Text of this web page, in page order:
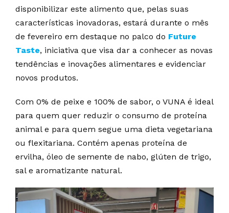
disponibilizar este alimento que, pelas suas
características inovadoras, estará durante o mês
de fevereiro em destaque no palco do Future
Taste, iniciativa que visa dar a conhecer as novas
tendências e inovações alimentares e evidenciar
novos produtos.
Com 0% de peixe e 100% de sabor, o VUNA é ideal
para quem quer reduzir o consumo de proteína
animal e para quem segue uma dieta vegetariana
ou flexitariana. Contém apenas proteína de
ervilha, óleo de semente de nabo, glúten de trigo,
sal e aromatizante natural.